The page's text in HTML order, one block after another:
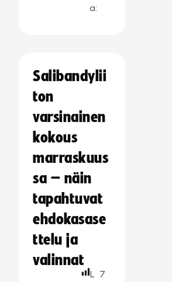
a:
Salibandylii
ton
varsinainen
kokous
marraskuus
sa – näin
tapahtuvat
ehdokasase
ttelu ja
valinnat
L 7